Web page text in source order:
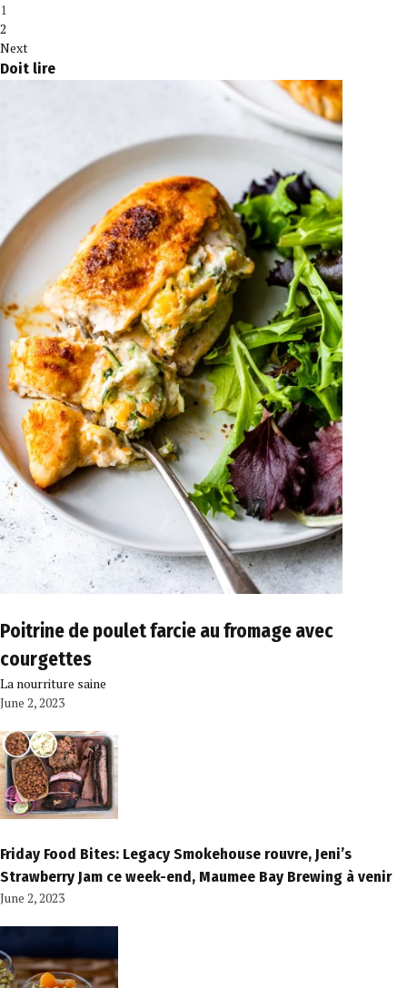
1
2
Next
Doit lire
Poitrine de poulet farcie au fromage avec
courgettes
La nourriture saine
June 2, 2023
Friday Food Bites: Legacy Smokehouse rouvre, Jeni’s
Strawberry Jam ce week-end, Maumee Bay Brewing à venir
June 2, 2023